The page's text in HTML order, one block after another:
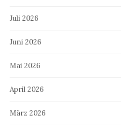
Juli 2026
Juni 2026
Mai 2026
April 2026
März 2026